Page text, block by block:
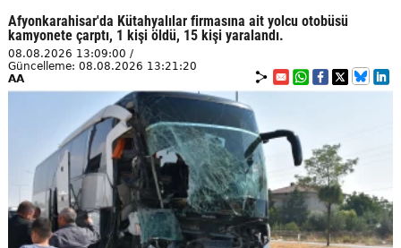
Afyonkarahisar'da Kütahyalılar firmasına ait yolcu otobüsü
kamyonete çarptı, 1 kişi öldü, 15 kişi yaralandı.
08.08.2026 13:09:00 /
Güncelleme: 08.08.2026 13:21:20
AA